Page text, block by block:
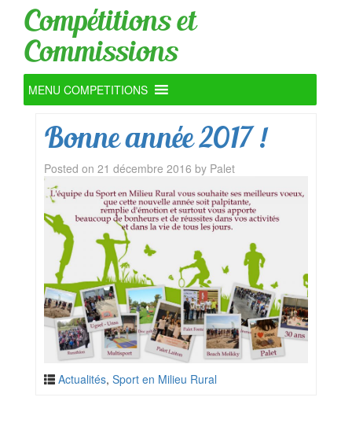
Compétitions et
Commissions
MENU COMPETITIONS
Bonne année 2017 !
Posted on 21 décembre 2016 by Palet
Actualités, Sport en Milieu Rural